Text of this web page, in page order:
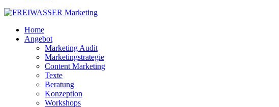
Home
Angebot
Marketing Audit
Marketingstrategie
Content Marketing
Texte
Beratung
Konzeption
Workshops